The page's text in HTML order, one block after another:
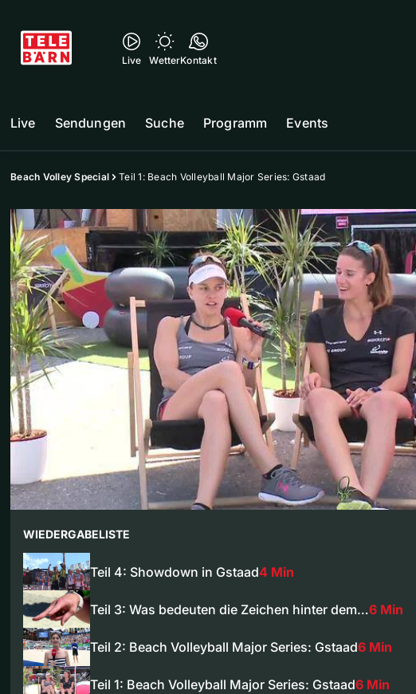
Live WetterKontakt
Live Sendungen Suche Programm Events
Beach Volley Special Teil 1: Beach Volleyball Major Series: Gstaad
WIEDERGABELISTE
Teil 4: Showdown in Gstaad4 Min
Teil 3: Was bedeuten die Zeichen hinter dem…6 Min
Teil 2: Beach Volleyball Major Series: Gstaad6 Min
Teil 1: Beach Volleyball Major Series: Gstaad6 Min